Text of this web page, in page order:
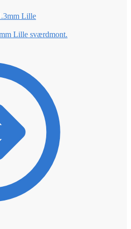
Lille sværdmont.